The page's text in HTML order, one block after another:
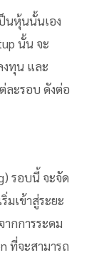
นหุ้นนั้นเอง
นั้น จะ
งทุน และ
ละรอบ ดังต่อ
รอบนี้ จะจัด
มเข้าสู่ระยะ
ากการระดม
ที่จะสามารถ